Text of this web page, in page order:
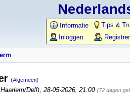
Informatie
Tips &
Inloggen
(Algemeen)
Haarlem/Delft 28-05-2026, 21:00 (72 dagen